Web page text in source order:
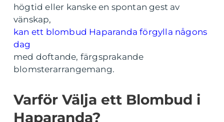
högtid eller kanske en spontan gest av
vänskap,
kan ett blombud Haparanda förgylla någons
dag
med doftande, färgsprakande
blomsterarrangemang.
Varför Välja ett Blombud i
Haparanda?